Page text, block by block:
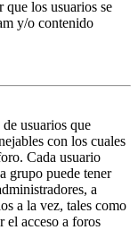
que los usuarios se
y/o contenido
usuarios que
con los cuales
Cada usuario
grupo puede tener
a
a la vez, tales como
el acceso a foros